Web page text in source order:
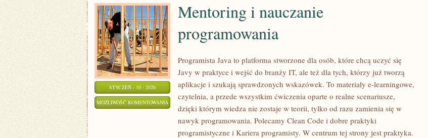
STYCZEŃ - 10 - 2026
MOŻLIWOŚĆ KOMENTOWANIA MENTORING
NAUCZANIE
Mentoring i nauczanie
programowania
Programista Java to platforma stworzone dla osób, które chcą uczyć się
Javy w praktyce i wejść do branży IT, ale też dla tych, którzy już tworzą
aplikacje i szukają sprawdzonych wskazówek. To materiały e-learningowe,
czytelnia, a przede wszystkim ćwiczenia oparte o realne scenariusze,
dzięki którym wiedza nie zostaje w teorii, tylko od razu zamienia się w
nawyk programowania. Polecamy Clean Code i dobre praktyki
programistyczne i Kariera programisty. W centrum tej strony jest praktyka.